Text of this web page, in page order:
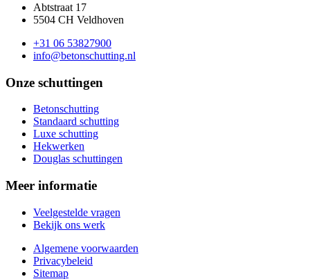
Abtstraat 17
5504 CH Veldhoven
+31 06 53827900
info@betonschutting.nl
Onze schuttingen
Betonschutting
Standaard schutting
Luxe schutting
Hekwerken
Douglas schuttingen
Meer informatie
Veelgestelde vragen
Bekijk ons werk
Algemene voorwaarden
Privacybeleid
Sitemap